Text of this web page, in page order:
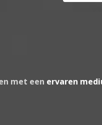
met een ervaren